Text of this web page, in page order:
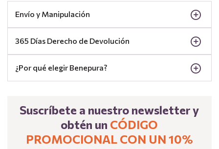
Envío y Manipulación
365 Días Derecho de Devolución
¿Por qué elegir Benepura?
Suscríbete a nuestro newsletter y
obtén un CÓDIGO
PROMOCIONAL CON UN 10%